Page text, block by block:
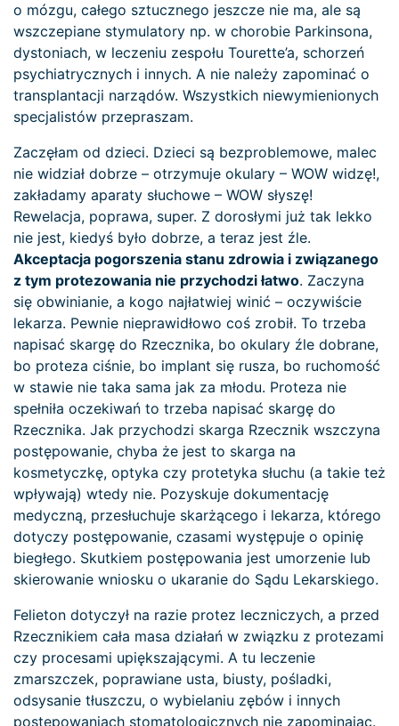
o mózgu, całego sztucznego jeszcze nie ma, ale są
wszczepiane stymulatory np. w chorobie Parkinsona,
dystoniach, w leczeniu zespołu Tourette’a, schorzeń
psychiatrycznych i innych. A nie należy zapominać o
transplantacji narządów. Wszystkich niewymienionych
specjalistów przepraszam.
Zaczęłam od dzieci. Dzieci są bezproblemowe, malec
nie widział dobrze – otrzymuje okulary – WOW widzę!,
zakładamy aparaty słuchowe – WOW słyszę!
Rewelacja, poprawa, super. Z dorosłymi już tak lekko
nie jest, kiedyś było dobrze, a teraz jest źle.
Akceptacja pogorszenia stanu zdrowia i związanego
z tym protezowania nie przychodzi łatwo. Zaczyna
się obwinianie, a kogo najłatwiej winić – oczywiście
lekarza. Pewnie nieprawidłowo coś zrobił. To trzeba
napisać skargę do Rzecznika, bo okulary źle dobrane,
bo proteza ciśnie, bo implant się rusza, bo ruchomość
w stawie nie taka sama jak za młodu. Proteza nie
spełniła oczekiwań to trzeba napisać skargę do
Rzecznika. Jak przychodzi skarga Rzecznik wszczyna
postępowanie, chyba że jest to skarga na
kosmetyczkę, optyka czy protetyka słuchu (a takie też
wpływają) wtedy nie. Pozyskuje dokumentację
medyczną, przesłuchuje skarżącego i lekarza, którego
dotyczy postępowanie, czasami występuje o opinię
biegłego. Skutkiem postępowania jest umorzenie lub
skierowanie wniosku o ukaranie do Sądu Lekarskiego.
Felieton dotyczył na razie protez leczniczych, a przed
Rzecznikiem cała masa działań w związku z protezami
czy procesami upiększającymi. A tu leczenie
zmarszczek, poprawiane usta, biusty, pośladki,
odsysanie tłuszczu, o wybielaniu zębów i innych
postępowaniach stomatologicznych nie zapominając.